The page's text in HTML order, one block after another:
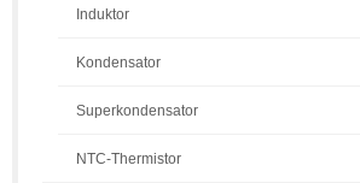
Induktor
Kondensator
Superkondensator
NTC-Thermistor